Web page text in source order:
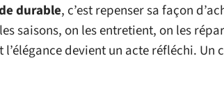
durable, c’est repenser sa façon
saisons, on les entretient, on les
l’élégance devient un acte réfléchi.